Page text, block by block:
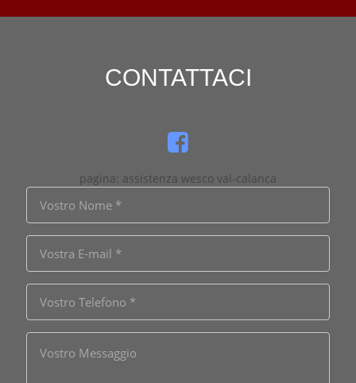
CONTATTACI
pagina: assistenza wesco val-calanca